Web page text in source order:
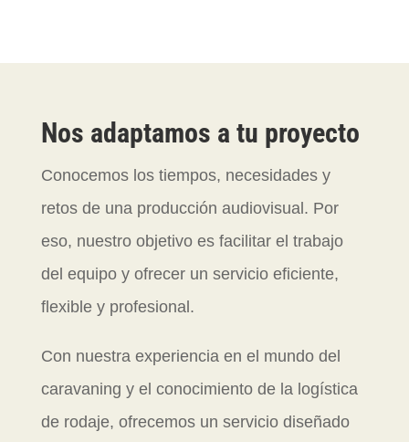
Nos adaptamos a tu proyecto
Conocemos los tiempos, necesidades y
retos de una producción audiovisual. Por
eso, nuestro objetivo es facilitar el trabajo
del equipo y ofrecer un servicio eficiente,
flexible y profesional.
Con nuestra experiencia en el mundo del
caravaning y el conocimiento de la logística
de rodaje, ofrecemos un servicio diseñado